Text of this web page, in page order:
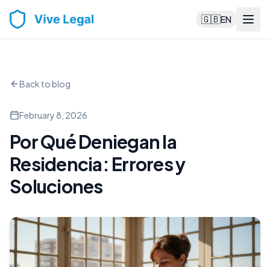
🇬🇧EN
Back to blog
February 8, 2026
Por Qué Deniegan la
Residencia: Errores y
Soluciones